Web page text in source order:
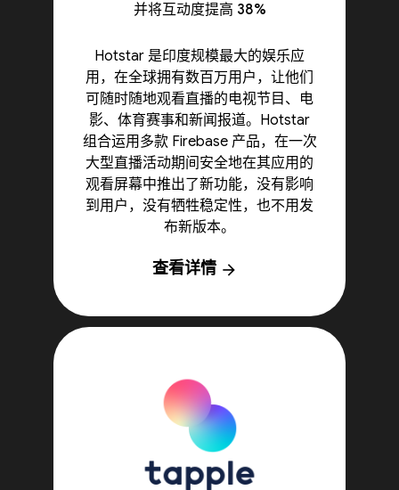
并将互动度提高 38%
Hotstar 是印度规模最大的娱乐应
用，在全球拥有数百万用户，让他们
可随时随地观看直播的电视节目、电
影、体育赛事和新闻报道。Hotstar
组合运用多款 Firebase 产品，在一次
大型直播活动期间安全地在其应用的
观看屏幕中推出了新功能，没有影响
到用户，没有牺牲稳定性，也不用发
布新版本。
查看详情 arrow_forward